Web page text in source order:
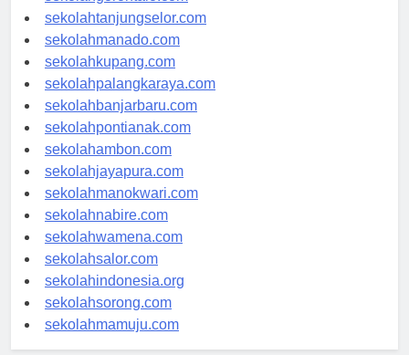
sekolahgorontalo.com
sekolahtanjungselor.com
sekolahmanado.com
sekolahkupang.com
sekolahpalangkaraya.com
sekolahbanjarbaru.com
sekolahpontianak.com
sekolahambon.com
sekolahjayapura.com
sekolahmanokwari.com
sekolahnabire.com
sekolahwamena.com
sekolahsalor.com
sekolahindonesia.org
sekolahsorong.com